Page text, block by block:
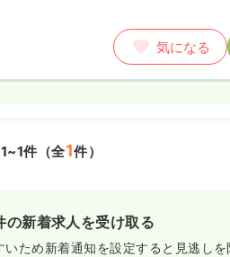
気になる
1~1件（全1件）
の新着求人を受け取る
いため新着通知を設定すると見逃しを